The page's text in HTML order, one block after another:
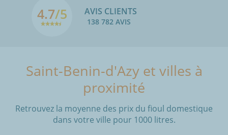
4.7/5 AVIS CLIENTS
138 782 AVIS
Saint-Benin-d'Azy et villes à
proximité
Retrouvez la moyenne des prix du fioul domestique
dans votre ville pour 1000 litres.